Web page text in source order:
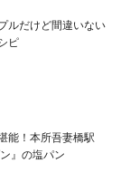
ルだけど間違いない
ピ
能！本所吾妻橋駅
』の塩パン